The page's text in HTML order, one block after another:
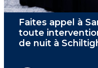
Faites appel à
toute
de nuit à